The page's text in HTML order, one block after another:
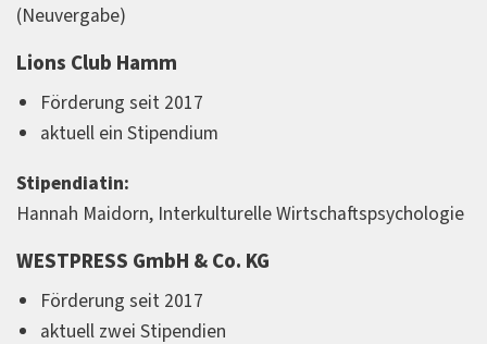
(Neuvergabe)
Lions Club Hamm
Förderung seit 2017
aktuell ein Stipendium
Stipendiatin:
Hannah Maidorn, Interkulturelle Wirtschaftspsychologie
WESTPRESS GmbH & Co. KG
Förderung seit 2017
aktuell zwei Stipendien